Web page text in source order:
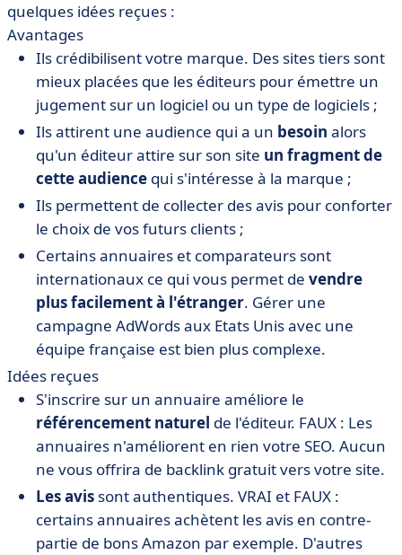
quelques idées reçues :
Avantages
Ils crédibilisent votre marque. Des sites tiers sont
mieux placées que les éditeurs pour émettre un
jugement sur un logiciel ou un type de logiciels ;
Ils attirent une audience qui a un besoin alors
qu'un éditeur attire sur son site un fragment de
cette audience qui s'intéresse à la marque ;
Ils permettent de collecter des avis pour conforter
le choix de vos futurs clients ;
Certains annuaires et comparateurs sont
internationaux ce qui vous permet de vendre
plus facilement à l'étranger. Gérer une
campagne AdWords aux Etats Unis avec une
équipe française est bien plus complexe.
Idées reçues
S'inscrire sur un annuaire améliore le
référencement naturel de l'éditeur. FAUX : Les
annuaires n'améliorent en rien votre SEO. Aucun
ne vous offrira de backlink gratuit vers votre site.
Les avis sont authentiques. VRAI et FAUX :
certains annuaires achètent les avis en contre-
partie de bons Amazon par exemple. D'autres